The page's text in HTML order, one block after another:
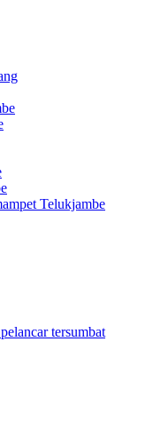
Telukjambe
tersumbat